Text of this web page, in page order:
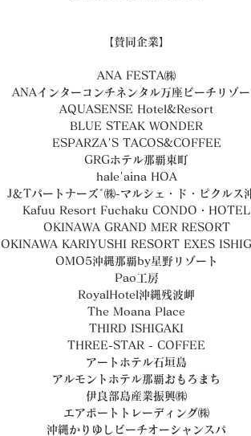
【賛同企業】
ANA FESTA㈱
ANAインターコンチネンタル万座ビーチリゾー
AQUASENSE Hotel&Resort
BLUE STEAK WONDER
ESPARZA'S TACOS&COFFEE
GRGホテル那覇東町
hale'aina HOA
J＆Tパートナーズﾞ㈱-マルシェ・ド・ピクルス
Kafuu Resort Fuchaku CONDO・HOTEL
OKINAWA GRAND MER RESORT
OKINAWA KARIYUSHI RESORT EXES
OMO5沖縄那覇by星野リゾート
Pao工房
RoyalHotel沖縄残波岬
The Moana Place
THIRD ISHIGAKI
THREE-STAR - COFFEE
アートホテル石垣島
アルモントホテル那覇おもろまち
伊良部島産業振興㈱
エアポートトレーディング㈱
沖縄かりゆしビーチオーシャンスパ